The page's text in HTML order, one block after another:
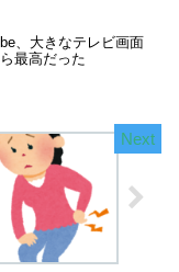
、大きなテレビ画面
最高だった